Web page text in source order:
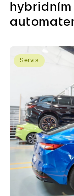
Servis